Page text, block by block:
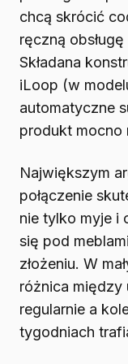
chcą skrócić
ręczną
Składana
iLoop (w
automatyczne
produkt mocno
Największym
połączenie
nie tylko myje i
się pod
złożeniu. W
różnica między
regularnie a
tygodniach